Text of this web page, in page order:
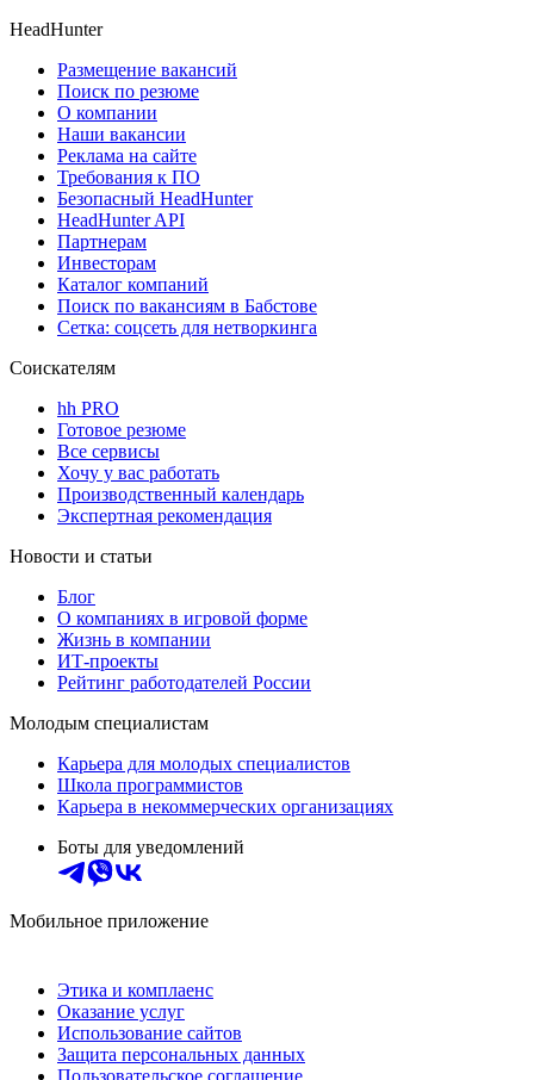
HeadHunter
Размещение вакансий
Поиск по резюме
О компании
Наши вакансии
Реклама на сайте
Требования к ПО
Безопасный HeadHunter
HeadHunter API
Партнерам
Инвесторам
Каталог компаний
Поиск по вакансиям в Бабстове
Сетка: соцсеть для нетворкинга
Соискателям
hh PRO
Готовое резюме
Все сервисы
Хочу у вас работать
Производственный календарь
Экспертная рекомендация
Новости и статьи
Блог
О компаниях в игровой форме
Жизнь в компании
ИТ-проекты
Рейтинг работодателей России
Молодым специалистам
Карьера для молодых специалистов
Школа программистов
Карьера в некоммерческих организациях
Боты для уведомлений
Мобильное приложение
Этика и комплаенс
Оказание услуг
Использование сайтов
Защита персональных данных
Пользовательское соглашение